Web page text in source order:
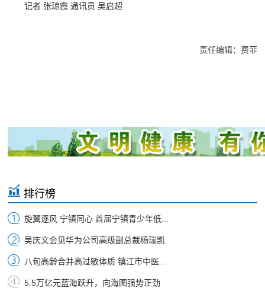
记者 张琼霞 通讯员 吴启超
责任编辑：费菲
排行榜
旋翼逐风 宁镇同心 首届宁镇青少年低...
吴庆文会见华为公司高级副总裁杨瑞凯
八旬高龄合并高过敏体质 镇江市中医...
5.5万亿元蓝海跃升，向海图强势正劲